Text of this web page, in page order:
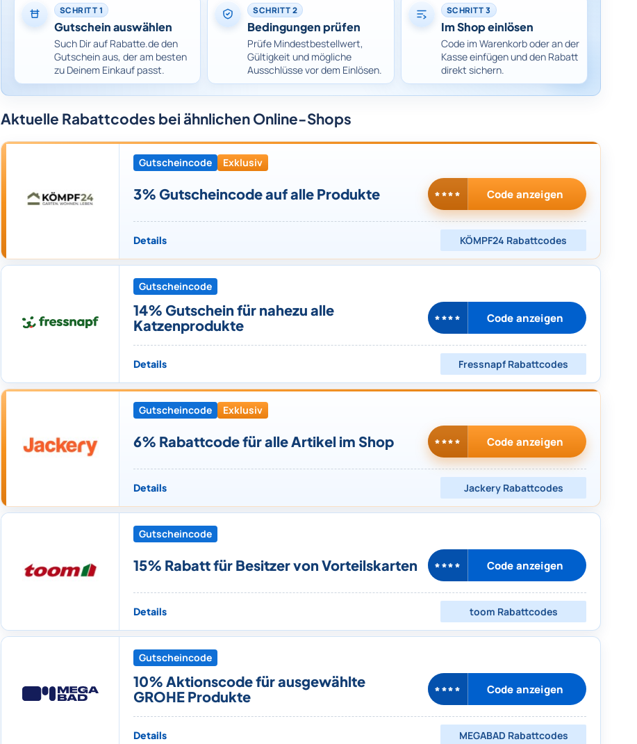
SCHRITT 1
Gutschein auswählen
Such Dir auf Rabatte.de den
Gutschein aus, der am besten
zu Deinem Einkauf passt.
SCHRITT 2
Bedingungen prüfen
Prüfe Mindestbestellwert,
Gültigkeit und mögliche
Ausschlüsse vor dem Einlösen.
SCHRITT 3
Im Shop einlösen
Code im Warenkorb oder an der
Kasse einfügen und den Rabatt
direkt sichern.
Aktuelle Rabattcodes bei ähnlichen Online-Shops
Gutscheincode Exklusiv
3% Gutscheincode auf alle Produkte **** Code anzeigen
Details KÖMPF24 Rabattcodes
Gutscheincode
14% Gutschein für nahezu alle
Katzenprodukte
**** Code anzeigen
Details Fressnapf Rabattcodes
Gutscheincode Exklusiv
6% Rabattcode für alle Artikel im Shop **** Code anzeigen
Details JackeryRabattcodes
Gutscheincode
15% Rabatt für Besitzer von Vorteilskarten **** Code anzeigen
Details toom Rabattcodes
Gutscheincode
10% Aktionscode für ausgewählte
GROHE Produkte
**** Code anzeigen
Details MEGABAD Rabattcodes